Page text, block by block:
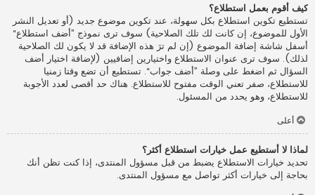
كيف أقوم بعمل استطلاع؟
تستطيع تكوين استطلاع بكل سهولة، عند تكوين موضوع جديد (أو تعديل النشر
الأول للموضوع، إن كانت لك تلك الصلاحية) سوف ترى نموذج ”أضف استطلاع“
أسفل شاشة إضافة الموضوع (إن لم ترَ هذه الإضافة قد لا يكون لك الصلاحية
لذلك). سوف ترى عنوان الاستطلاع واختيارين إضافيين (لإضافة اختيار أضف
السؤال ثم اضغط على وصلة ”أضف جواب“. تستطيع أن تضع وقتا زمنيا
للاستطلاع، صفر تعني الوقت مفتوح للاستطلاع. هناك حد أقصى لعدد الأجوبة
للاستطلاع، وهو يحدد من المسئول.
أعلى
لماذا لا أستطيع عمل خيارات استطلاع أكثر؟
تحديد خيارات الاستطلاع يضبط من قبل مسؤول المنتدى، إذا كنت تظن أنك
بحاجة إلى خيارات أكثر تواصل مع مسؤول المنتدى.